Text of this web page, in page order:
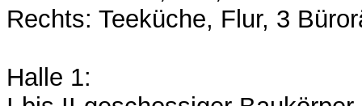
Rechts: Teeküche, Flur, 3
Halle 1: